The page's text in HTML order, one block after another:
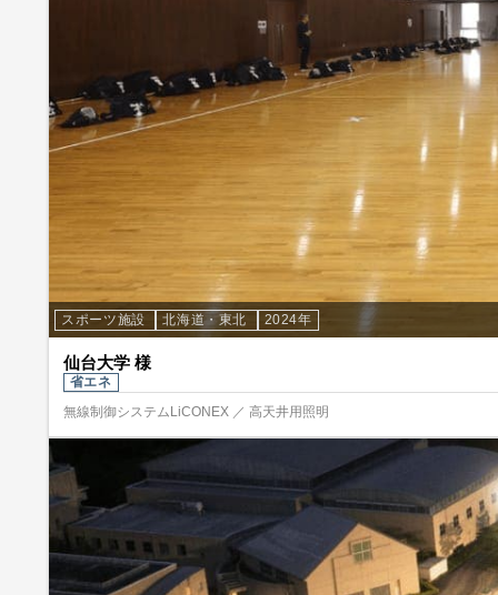
スポーツ施設 北海道・東北 2024年
仙台大学 様
省エネ
無線制御システムLiCONEX ／ 高天井用照明